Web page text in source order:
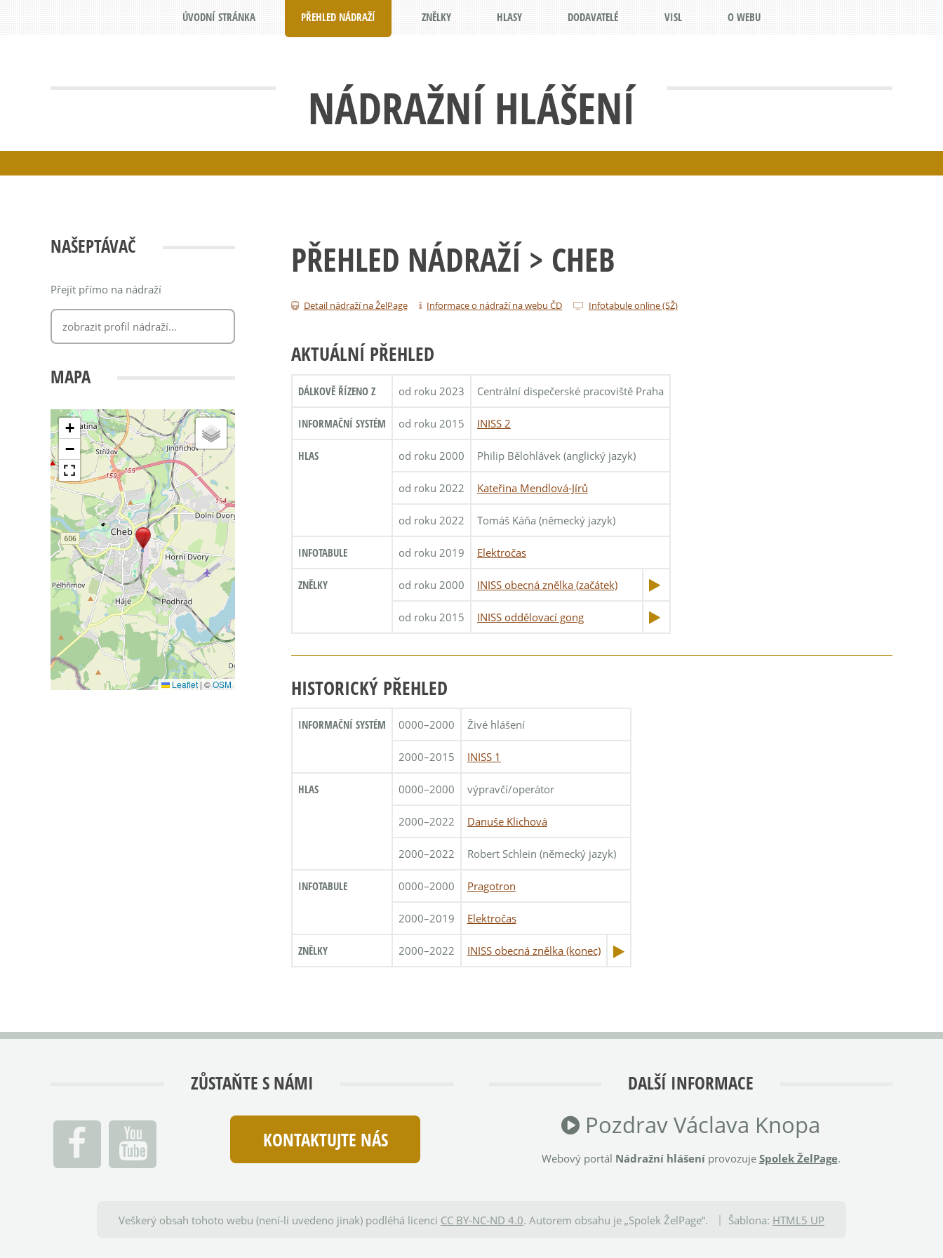
NÁDRAŽNÍ HLÁŠENÍ
ÚVODNÍ STRÁNKA PŘEHLED NÁDRAŽÍ ZNĚLKY HLASY DODAVATELÉ VISL O WEBU
NAŠEPTÁVAČ
Přejít přímo na nádraží
MAPA
+
−
Leaflet|©OSM
PŘEHLED NÁDRAŽÍ > CHEB
Detail nádraží na ŽelPage Informace o nádraží na webu ČD Infotabule online (SŽ)
AKTUÁLNÍ PŘEHLED
DÁLKOVĚ ŘÍZENO Z od roku 2023 Centrální dispečerské pracoviště Praha
INFORMAČNÍ SYSTÉM od roku 2015 INISS 2
HLAS od roku 2000 Philip Bělohlávek (anglický jazyk)
od roku 2022 Kateřina Mendlová-Jírů
od roku 2022 Tomáš Káňa (německý jazyk)
INFOTABULE od roku 2019 Elektročas
ZNĚLKY od roku 2000 INISS obecná znělka (začátek)
od roku 2015 INISS oddělovací gong
HISTORICKÝ PŘEHLED
INFORMAČNÍ SYSTÉM 0000–2000 Živé hlášení
2000–2015 INISS 1
HLAS 0000–2000 výpravčí/operátor
2000–2022 Danuše Klichová
2000–2022 Robert Schlein (německý jazyk)
INFOTABULE 0000–2000 Pragotron
2000–2019 Elektročas
ZNĚLKY 2000–2022 INISS obecná znělka (konec)
ZŮSTAŇTE S NÁMI
KONTAKTUJTE NÁS
DALŠÍ INFORMACE
Pozdrav Václava Knopa
Webový portál Nádražní hlášeníprovozuje Spolek ŽelPage.
Veškerý obsah tohoto webu (není-li uvedeno jinak) podléhá licenci CC BY-NC-ND 4.0. Autorem obsahu je „Spolek ŽelPage“. Šablona: HTML5 UP